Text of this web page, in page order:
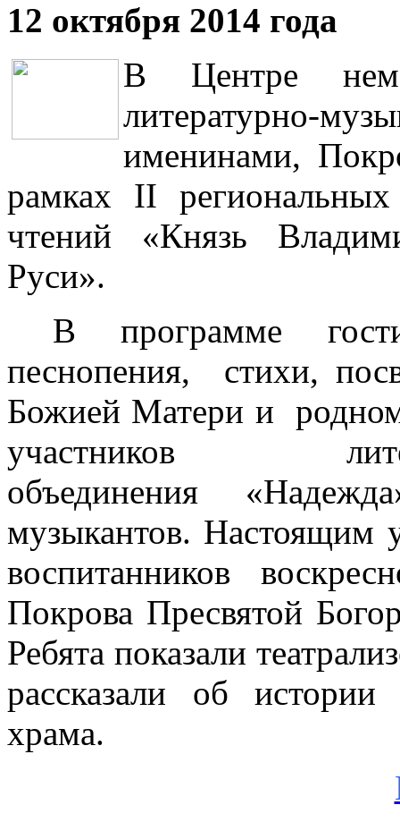
12 октября 2014 года
В Центре
литературно-
именинами,
рамках II региональных
чтений «Князь
Руси».
В программе
песнопения, стихи,
Божией Матери и
участников
объединения
музыкантов. Настоящим
воспитанников
Покрова Пресвятой
Ребята показали
рассказали об
храма.